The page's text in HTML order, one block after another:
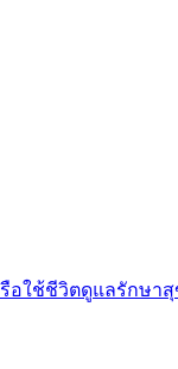
ใช้ชีวิตดูแลรักษา